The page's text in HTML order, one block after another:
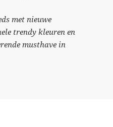
met nieuwe
trendy kleuren en
musthave in